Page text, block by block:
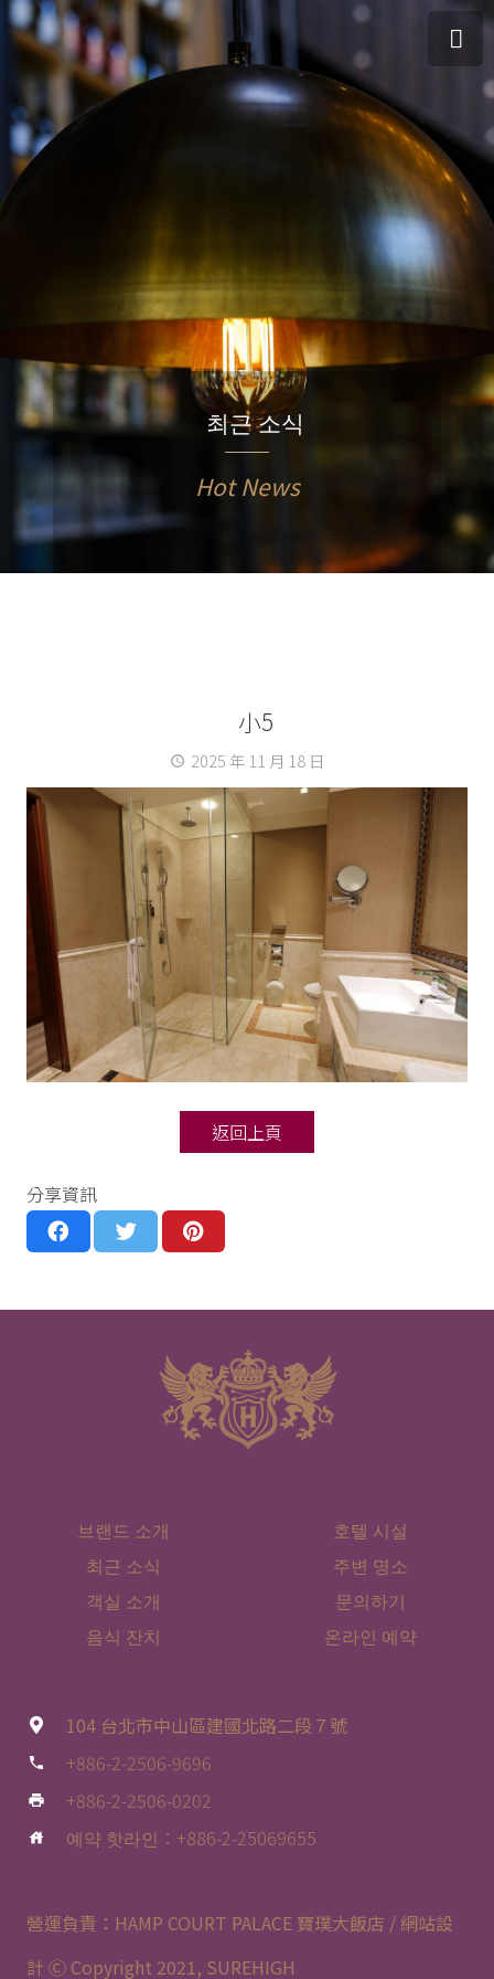
최근 소식
Hot News
小5
access_time 2025 年 11 月 18 日
返回上頁
分享資訊
브랜드 소개
최근 소식
객실 소개
음식 잔치
호텔 시설
주변 명소
문의하기
온라인 예약
104 台北市中山區建國北路二段７號
phone +886-2-2506-9696
print +886-2-2506-0202
house 예약 핫라인：+886-2-25069655
營運負責：HAMP COURT PALACE 寶璞大飯店 / 網站設
計 Ⓒ Copyright 2021, SUREHIGH